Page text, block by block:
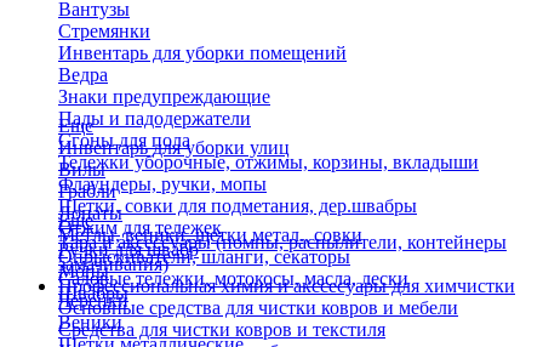
Вантузы
Стремянки
Инвентарь для уборки помещений
Ведра
Знаки предупреждающие
Пады и падодержатели
Сгоны для пола
Тележки уборочные, отжимы, корзины, вкладыши
Флаундеры, ручки, мопы
Щетки, совки для подметания, дер.швабры
Отжим для тележек
Ручки для швабр
Мопы
Швабры
Еще
Инвентарь для уборки улиц
Вилы
Грабли
Лопаты
Метлы, веники, щетки метал., совки
Опрыскиватели, шланги, секаторы
Садовые тележки, мотокосы, масла, лески
Черенки
Веники
Еще
Тара и аксессуары (помпы, распылители, контейнеры
замачивания)
Профессиональная химия и акссесуары для химчистки
Основные средства для чистки ковров и мебели
Средства для чистки ковров и текстиля